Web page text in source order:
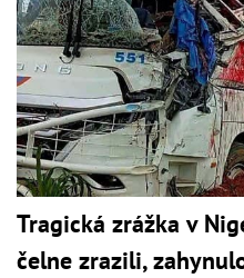
Tragická zrážka v
čelne zrazili,